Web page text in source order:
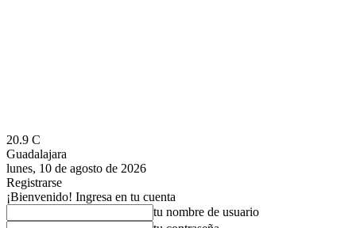
20.9 C
Guadalajara
lunes, 10 de agosto de 2026
Registrarse
¡Bienvenido! Ingresa en tu cuenta
tu nombre de usuario